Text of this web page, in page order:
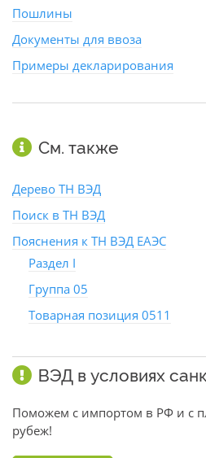
Пошлины
Документы для ввоза
Примеры декларирования
См. также
Дерево ТН ВЭД
Поиск в ТН ВЭД
Пояснения к ТН ВЭД ЕАЭС
Раздел I
Группа 05
Товарная позиция 0511
ВЭД в условиях
Поможем с импортом в РФ и с
рубеж!